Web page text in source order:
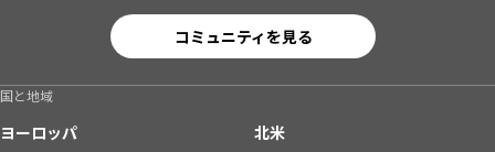
コミュニティを見る
国と地域
ヨーロッパ
北米